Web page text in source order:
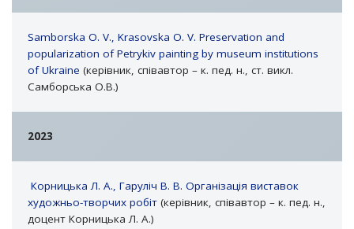
Samborska O. V., Krasovska O. V. Preservation and
popularization of Petrykiv painting by museum institutions
of Ukraine (керівник, співавтор – к. пед. н., ст. викл.
Самборська О.В.)
2023
Корницька Л. А., Гаруліч В. В. Організація виставок
художньо-творчих робіт (керівник, співавтор – к. пед. н.,
доцент Корницька Л. А.)